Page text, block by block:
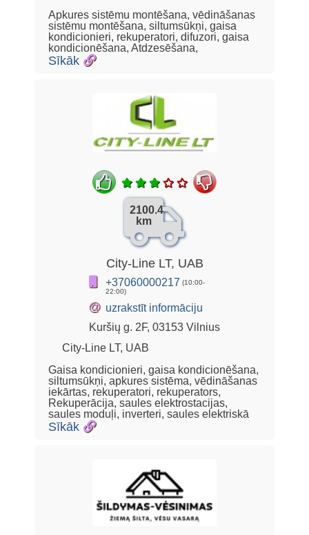
Apkures sistēmu montēšana, vēdināšanas
sistēmu montēšana, siltumsūkņi, gaisa
kondicionieri, rekuperatori, difuzori, gaisa
kondicionēšana, Atdzesēšana,
Sīkāk
2100.4
km
City-Line LT, UAB
+37060000217 (10:00-
22:00)
@ uzrakstīt informāciju
Kuršių g. 2F, 03153 Vilnius
City-Line LT, UAB
Gaisa kondicionieri, gaisa kondicionēšana,
siltumsūkņi, apkures sistēma, vēdināšanas
iekārtas, rekuperatori, rekuperators,
Rekuperācija, saules elektrostacijas,
saules moduļi, inverteri, saules elektriskā
Sīkāk